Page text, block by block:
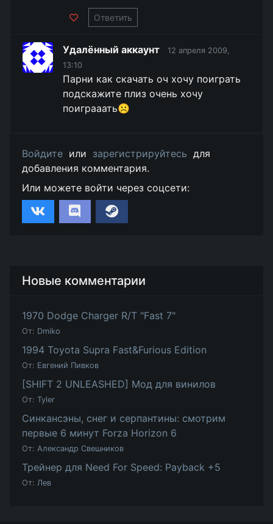
Ответить
Удалённый аккаунт
12 апреля 2009,
13:10
Парни как скачать оч хочу поиграть
подскажите плиз очень хочу
поиграаать☹️
Войдите или зарегистрируйтесь для
добавления комментария.
Или можете войти через соцсети:
Новые комментарии
1970 Dodge Charger R/T "Fast 7"
От: Dmiko
1994 Toyota Supra Fast&Furious Edition
От: Евгений Пивков
[SHIFT 2 UNLEASHED] Мод для винилов
От: Tyler
Синкансэны, снег и серпантины: смотрим
первые 6 минут Forza Horizon 6
От: Александр Свешников
Трейнер для Need For Speed: Payback +5
От: Лев